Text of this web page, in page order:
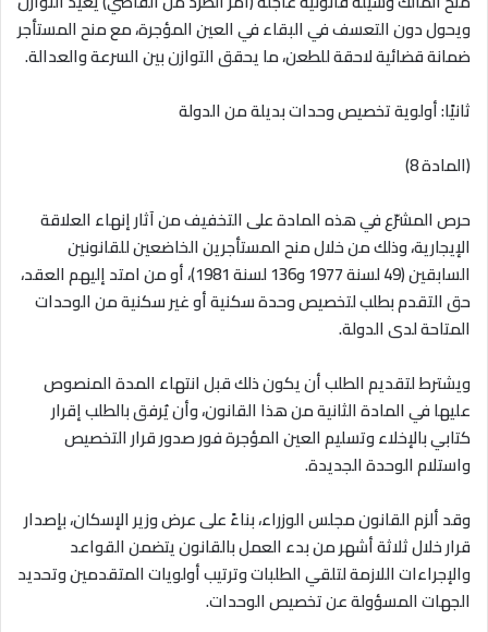
ويحول دون التعسف في البقاء في العين المؤجرة، مع منح المستأجر
ضمانة قضائية لاحقة للطعن، ما يحقق التوازن بين السرعة والعدالة.
ثانيًا: أولوية تخصيص وحدات بديلة من الدولة
(المادة 8)
حرص المشرّع في هذه المادة على التخفيف من آثار إنهاء العلاقة
الإيجارية، وذلك من خلال منح المستأجرين الخاضعين للقانونين
السابقين (49 لسنة 1977 و136 لسنة 1981)، أو من امتد إليهم العقد،
حق التقدم بطلب لتخصيص وحدة سكنية أو غير سكنية من الوحدات
المتاحة لدى الدولة.
ويشترط لتقديم الطلب أن يكون ذلك قبل انتهاء المدة المنصوص
عليها في المادة الثانية من هذا القانون، وأن يُرفق بالطلب إقرار
كتابي بالإخلاء وتسليم العين المؤجرة فور صدور قرار التخصيص
واستلام الوحدة الجديدة.
وقد ألزم القانون مجلس الوزراء، بناءً على عرض وزير الإسكان، بإصدار
قرار خلال ثلاثة أشهر من بدء العمل بالقانون يتضمن القواعد
والإجراءات اللازمة لتلقي الطلبات وترتيب أولويات المتقدمين وتحديد
الجهات المسؤولة عن تخصيص الوحدات.